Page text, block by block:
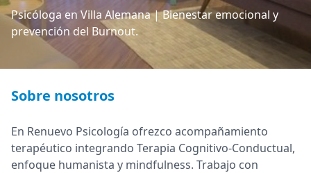
Psicóloga en Villa Alemana | Bienestar emocional y
prevención del Burnout.
Sobre nosotros
En Renuevo Psicología ofrezco acompañamiento
terapéutico integrando Terapia Cognitivo-Conductual,
enfoque humanista y mindfulness. Trabajo con